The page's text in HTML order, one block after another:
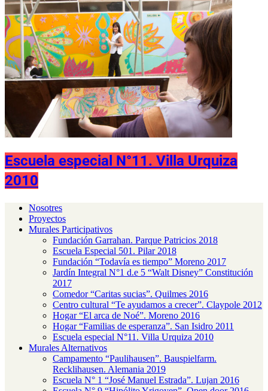
Escuela especial N°11. Villa Urquiza
2010
Nosotres
Proyectos
Murales Participativos
Fundación Garrahan. Parque Patricios 2018
Escuela Especial 501. Pilar 2018
Fundación “Todavía es tiempo” Moreno 2017
Jardín Integral N°1 d.e 5 “Walt Disney” Constitución
2017
Comedor “Caritas sucias”. Quilmes 2016
Centro cultural “Te ayudamos a crecer”. Claypole 2012
Hogar “El arca de Noé”. Moreno 2016
Hogar “Familias de esperanza”. San Isidro 2011
Escuela especial N°11. Villa Urquiza 2010
Murales Alternativos
Campamento “Paulihausen”. Bauspielfarm.
Recklihausen. Alemania 2019
Escuela N° 1 “José Manuel Estrada”. Lujan 2016